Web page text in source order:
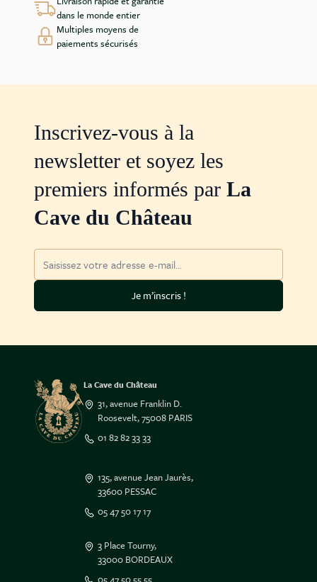
dans le monde entier
Multiples moyens de
paiements sécurisés
Inscrivez-vous à la
newsletter et soyez les
premiers informés par La
Cave du Château
Je m’inscris !
La Cave du Château
31, avenue Franklin D.
Roosevelt, 75008 PARIS
01 82 82 33 33
135, avenue Jean Jaurès,
33600 PESSAC
05 47 50 17 17
3 Place Tourny,
33000 BORDEAUX